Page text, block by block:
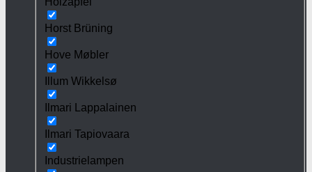
Horst Brüning
Hove Møbler
Illum Wikkelsø
Ilmari Lappalainen
Ilmari Tapiovaara
Industrielampen